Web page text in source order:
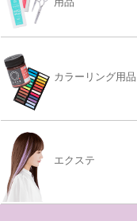
カラーリング用品
エクステ